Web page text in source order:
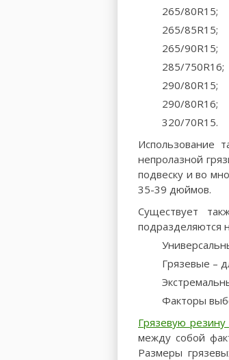
265/80R15;
265/85R15;
265/90R15;
285/750R16;
290/80R15;
290/80R16;
320/70R15.
Использование
непролазной
подвеску и во
35-39 дюймов.
Существует
подразделяются
Грязевые –
Факторы
Грязевую
между собой
Размеры